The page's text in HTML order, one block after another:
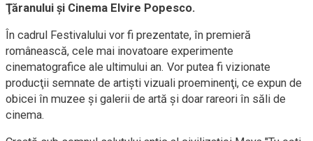
Ţăranului şi Cinema Elvire Popesco.
În cadrul Festivalului vor fi prezentate, în premieră
românească, cele mai inovatoare experimente
cinematografice ale ultimului an. Vor putea fi vizionate
producţii semnate de artişti vizuali proeminenţi, ce expun de
obicei în muzee şi galerii de artă şi doar rareori în săli de
cinema.